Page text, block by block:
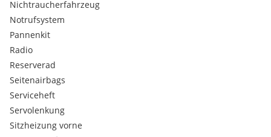
Nichtraucherfahrzeug
Notrufsystem
Pannenkit
Radio
Reserverad
Seitenairbags
Serviceheft
Servolenkung
Sitzheizung vorne